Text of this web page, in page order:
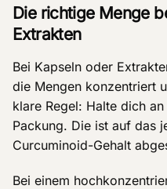
Die richtige Menge
Extrakten
Bei Kapseln oder
die Mengen konzentriert
klare Regel: Halte dich
Packung. Die ist auf das
Curcuminoid-Gehalt
Bei einem